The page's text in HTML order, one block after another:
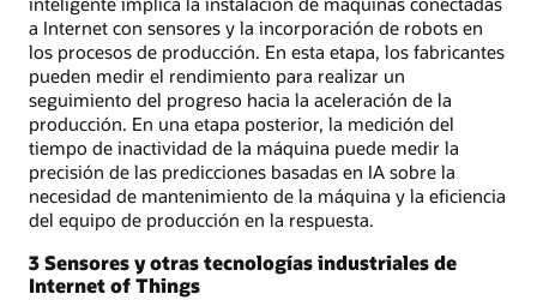
a Internet con sensores y la incorporación de robots en
los procesos de producción. En esta etapa, los fabricantes
pueden medir el rendimiento para realizar un
seguimiento del progreso hacia la aceleración de la
producción. En una etapa posterior, la medición del
tiempo de inactividad de la máquina puede medir la
precisión de las predicciones basadas en IA sobre la
necesidad de mantenimiento de la máquina y la eficiencia
del equipo de producción en la respuesta.
3 Sensores y otras tecnologías industriales de
Internet of Things